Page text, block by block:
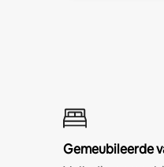
Gemeubileerde